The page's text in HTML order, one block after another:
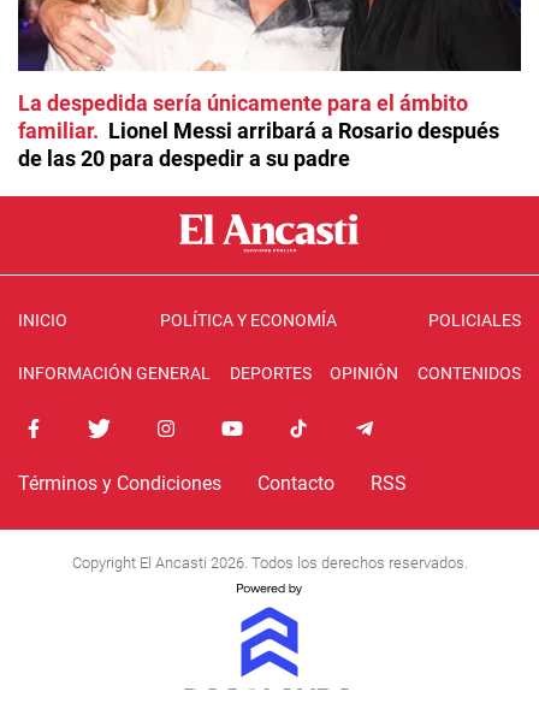
La despedida sería únicamente para el ámbito
familiar
Lionel Messi arribará a Rosario después
de las 20 para despedir a su padre
INICIO POLÍTICA Y ECONOMÍA POLICIALES
INFORMACIÓN GENERAL DEPORTES OPINIÓN CONTENIDOS
Términos y Condiciones Contacto RSS
Copyright El Ancasti 2026. Todos los derechos reservados.